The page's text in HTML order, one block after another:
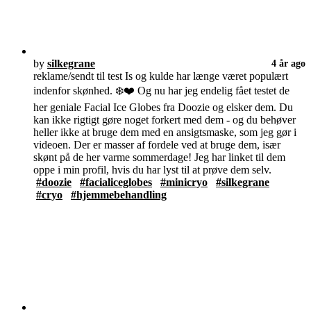
by silkegrane 4 år ago
reklame/sendt til test Is og kulde har længe været populært
indenfor skønhed. ❄️❤️ Og nu har jeg endelig fået testet de
her geniale Facial Ice Globes fra Doozie og elsker dem. Du
kan ikke rigtigt gøre noget forkert med dem - og du behøver
heller ikke at bruge dem med en ansigtsmaske, som jeg gør i
videoen. Der er masser af fordele ved at bruge dem, især
skønt på de her varme sommerdage! Jeg har linket til dem
oppe i min profil, hvis du har lyst til at prøve dem selv.
#doozie
#facialiceglobes #minicryo
#silkegrane
#cryo
#hjemmebehandling